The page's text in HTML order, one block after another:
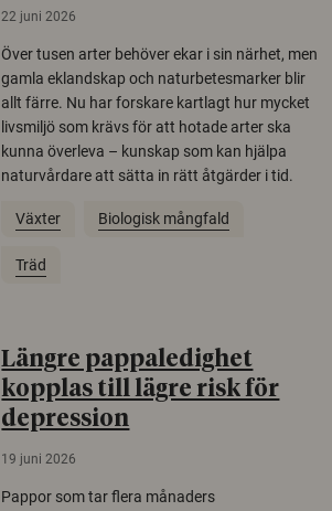
22 juni 2026
Över tusen arter behöver ekar i sin närhet, men
gamla eklandskap och naturbetesmarker blir
allt färre. Nu har forskare kartlagt hur mycket
livsmiljö som krävs för att hotade arter ska
kunna överleva – kunskap som kan hjälpa
naturvårdare att sätta in rätt åtgärder i tid.
Växter Biologisk mångfald
Träd
Längre pappaledighet
kopplas till lägre risk för
depression
19 juni 2026
Pappor som tar flera månaders